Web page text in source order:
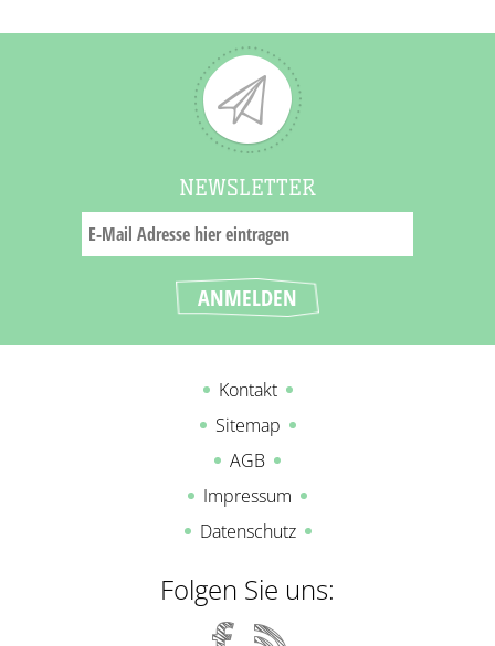
NEWSLETTER
Kontakt
Sitemap
AGB
Impressum
Datenschutz
Folgen Sie uns: